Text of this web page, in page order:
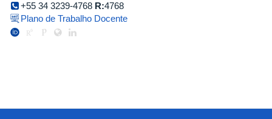
+55 34 3239-4768 R:4768
Plano de Trabalho Docente